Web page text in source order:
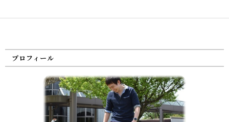
プロフィール